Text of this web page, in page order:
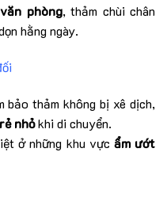
phòng, thảm chùi chân
hằng ngày.
bảo thảm không bị xê dịch,
nhỏkhi di chuyển.
ở những khu vực ẩm ướt